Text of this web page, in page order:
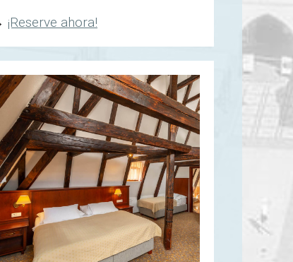
¡Reserve ahora!